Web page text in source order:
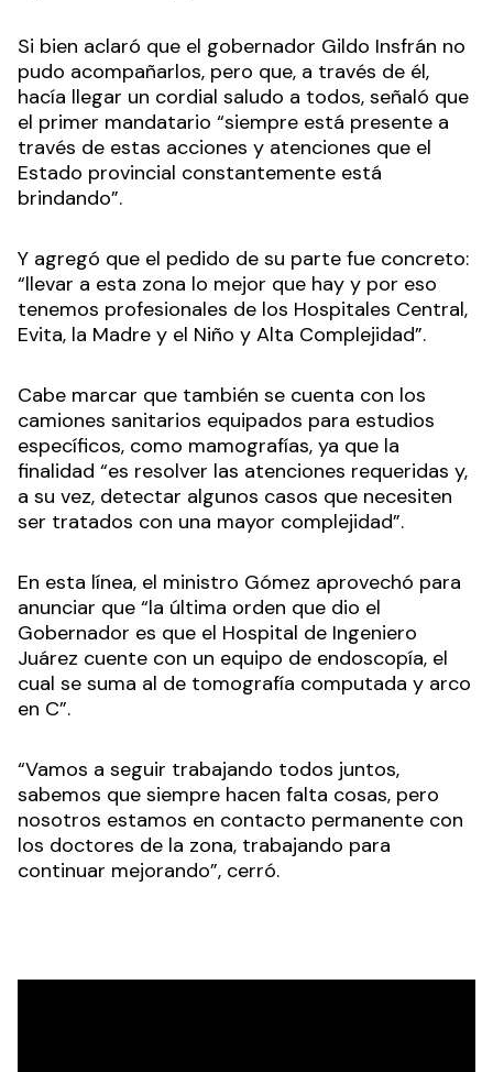
Si bien aclaró que el gobernador Gildo Insfrán no
pudo acompañarlos, pero que, a través de él,
hacía llegar un cordial saludo a todos, señaló que
el primer mandatario “siempre está presente a
través de estas acciones y atenciones que el
Estado provincial constantemente está
brindando”.
Y agregó que el pedido de su parte fue concreto:
“llevar a esta zona lo mejor que hay y por eso
tenemos profesionales de los Hospitales Central,
Evita, la Madre y el Niño y Alta Complejidad”.
Cabe marcar que también se cuenta con los
camiones sanitarios equipados para estudios
específicos, como mamografías, ya que la
finalidad “es resolver las atenciones requeridas y,
a su vez, detectar algunos casos que necesiten
ser tratados con una mayor complejidad”.
En esta línea, el ministro Gómez aprovechó para
anunciar que “la última orden que dio el
Gobernador es que el Hospital de Ingeniero
Juárez cuente con un equipo de endoscopía, el
cual se suma al de tomografía computada y arco
en C”.
“Vamos a seguir trabajando todos juntos,
sabemos que siempre hacen falta cosas, pero
nosotros estamos en contacto permanente con
los doctores de la zona, trabajando para
continuar mejorando”, cerró.